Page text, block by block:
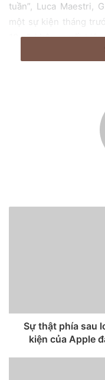
tuần”, Luca Maestri,
một sự kiện tháng
12 sẽ không xuất
của Apple vào ngày
trong năm nay của
được. Hãng bị “thiếu
bổ sung vào đầu năm
12 Max với màn
40% lượng máy được
Ngoài iPhone mới,
bảng do nhu cầu của
ở nhà nhiều hơn.
Apple được cho là
Sự thật phía sau
kiện của Apple